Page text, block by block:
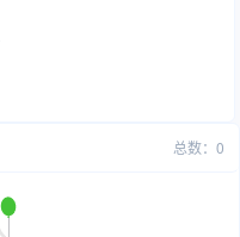
总数：0